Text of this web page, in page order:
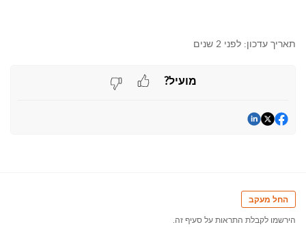
תאריך עדכון: לפני 2 שנים
מועיל?
החל מעקב
הירשמו לקבלת התראות על סעיף זה.